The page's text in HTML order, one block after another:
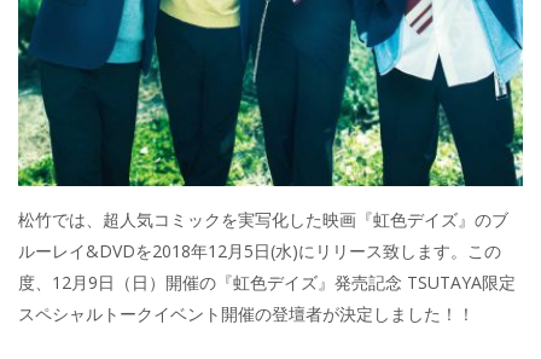
松竹では、超人気コミックを実写化した映画『虹色デイズ』のブ
ルーレイ&DVDを2018年12月5日(水)にリリース致します。この
度、12月9日（日）開催の『虹色デイズ』発売記念 TSUTAYA限定
スペシャルトークイベント開催の登壇者が決定しました！！